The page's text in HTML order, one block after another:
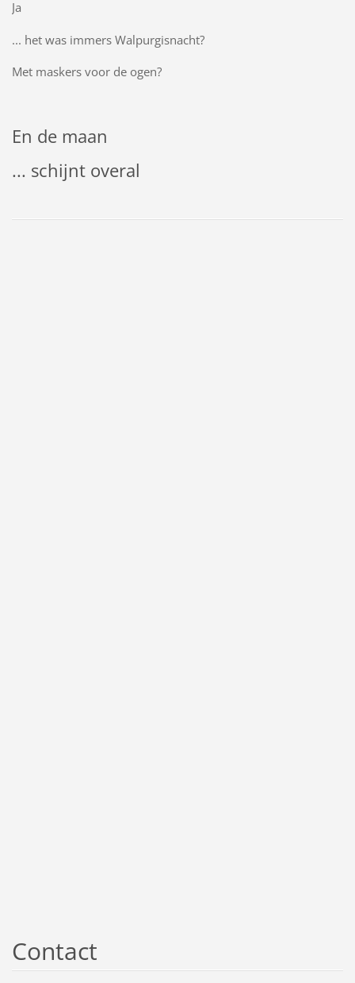
Ja
... het was immers Walpurgisnacht?
Met maskers voor de ogen?
En de maan
... schijnt overal
Contact